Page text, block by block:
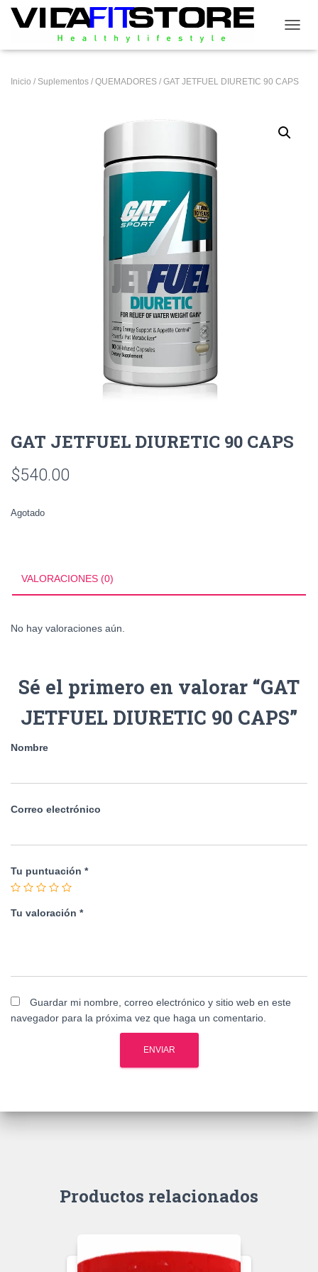
Inicio / Suplementos / QUEMADORES / GAT JETFUEL DIURETIC 90 CAPS
GAT JETFUEL DIURETIC 90 CAPS
$540.00
Agotado
VALORACIONES (0)
No hay valoraciones aún.
Sé el primero en valorar “GAT
JETFUEL DIURETIC 90 CAPS”
Nombre
Correo electrónico
Tu puntuación *
Tu valoración *
Guardar mi nombre, correo electrónico y sitio web en este
navegador para la próxima vez que haga un comentario.
Productos relacionados